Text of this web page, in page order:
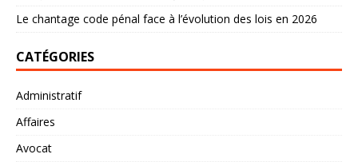
Le chantage code pénal face à l’évolution des lois en 2026
CATÉGORIES
Administratif
Affaires
Avocat